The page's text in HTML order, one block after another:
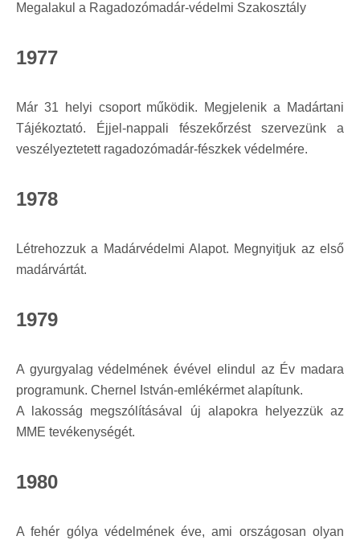
Megalakul a Ragadozómadár-védelmi Szakosztály
1977
Már 31 helyi csoport működik. Megjelenik a Madártani
Tájékoztató. Éjjel-nappali fészekőrzést szervezünk a
veszélyeztetett ragadozómadár-fészkek védelmére.
1978
Létrehozzuk a Madárvédelmi Alapot. Megnyitjuk az első
madárvártát.
1979
A gyurgyalag védelmének évével elindul az Év madara
programunk. Chernel István-emlékérmet alapítunk.
A lakosság megszólításával új alapokra helyezzük az
MME tevékenységét.
1980
A fehér gólya védelmének éve, ami országosan olyan